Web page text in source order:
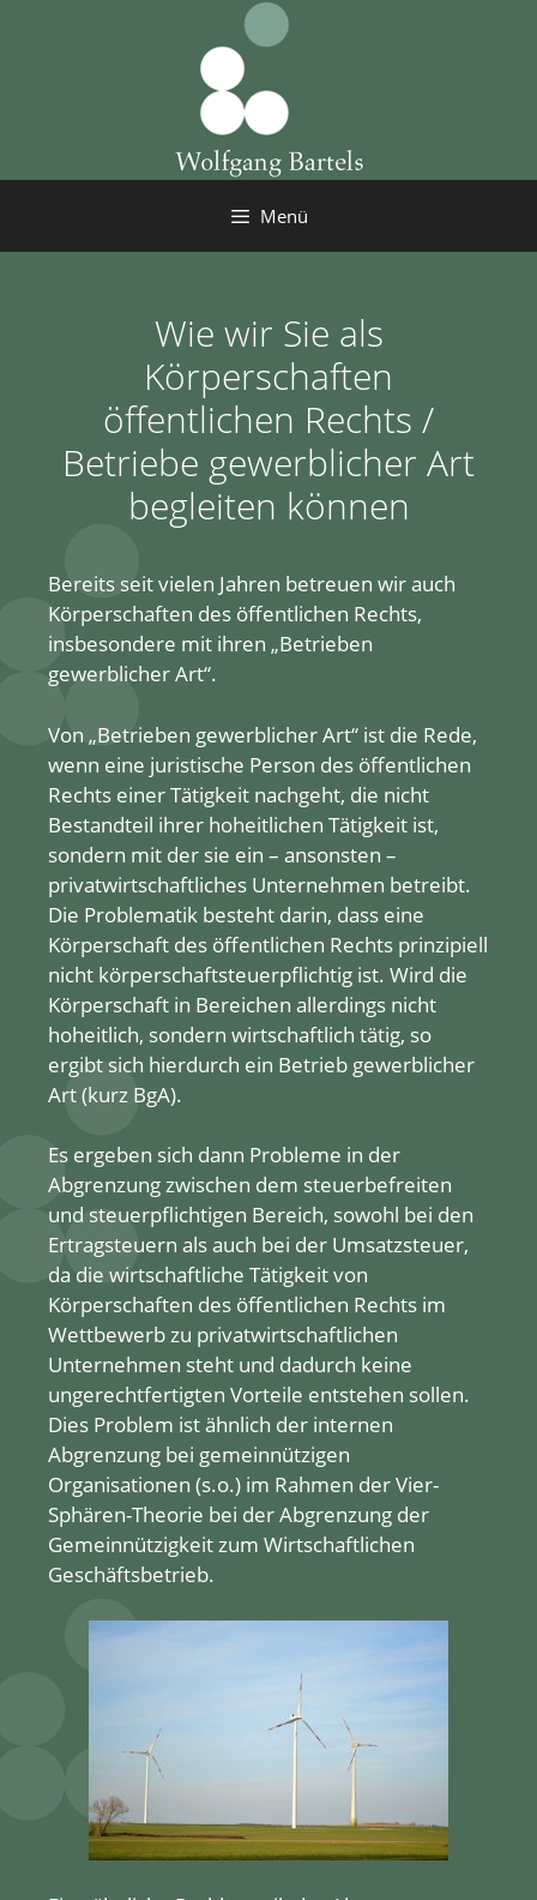
Menü
Wie wir Sie als
Körperschaften
öffentlichen Rechts /
Betriebe gewerblicher Art
begleiten können
Bereits seit vielen Jahren betreuen wir auch
Körperschaften des öffentlichen Rechts,
insbesondere mit ihren „Betrieben
gewerblicher Art“.
Von „Betrieben gewerblicher Art“ ist die Rede,
wenn eine juristische Person des öffentlichen
Rechts einer Tätigkeit nachgeht, die nicht
Bestandteil ihrer hoheitlichen Tätigkeit ist,
sondern mit der sie ein – ansonsten –
privatwirtschaftliches Unternehmen betreibt.
Die Problematik besteht darin, dass eine
Körperschaft des öffentlichen Rechts prinzipiell
nicht körperschaftsteuerpflichtig ist. Wird die
Körperschaft in Bereichen allerdings nicht
hoheitlich, sondern wirtschaftlich tätig, so
ergibt sich hierdurch ein Betrieb gewerblicher
Art (kurz BgA).
Es ergeben sich dann Probleme in der
Abgrenzung zwischen dem steuerbefreiten
und steuerpflichtigen Bereich, sowohl bei den
Ertragsteuern als auch bei der Umsatzsteuer,
da die wirtschaftliche Tätigkeit von
Körperschaften des öffentlichen Rechts im
Wettbewerb zu privatwirtschaftlichen
Unternehmen steht und dadurch keine
ungerechtfertigten Vorteile entstehen sollen.
Dies Problem ist ähnlich der internen
Abgrenzung bei gemeinnützigen
Organisationen (s.o.) im Rahmen der Vier-
Sphären-Theorie bei der Abgrenzung der
Gemeinnützigkeit zum Wirtschaftlichen
Geschäftsbetrieb.